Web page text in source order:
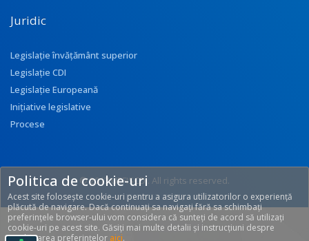
Juridic
Legislație învățământ superior
Legislație CDI
Legislație Europeană
Inițiative legislative
Procese
© 2017 UEFISCDI. All rights reserved.
[T: 0.2952, O: 92]
Politica de cookie-uri
Acest site folosește cookie-uri pentru a asigura utilizatorilor o experiență
plăcută de navigare. Dacă continuați sa navigați fără sa schimbați
preferințele browser-ului vom considera că sunteți de acord să utilizați
cookie-uri pe acest site. Găsiți mai multe detalii și instrucțiuni despre
modificarea preferințelor aici.